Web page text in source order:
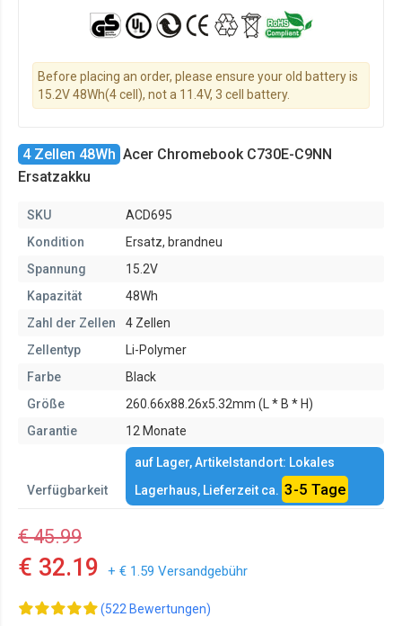
Before placing an order, please ensure your old battery is
15.2V 48Wh(4 cell), not a 11.4V, 3 cell battery.
4 Zellen 48Wh Acer Chromebook C730E-C9NN
Ersatzakku
SKU
ACD695
Kondition
Ersatz, brandneu
Spannung
15.2V
Kapazität
48Wh
Zahl der Zellen
4 Zellen
Zellentyp
Li-Polymer
Farbe
Black
Größe
260.66x88.26x5.32mm (L * B * H)
Garantie
12 Monate
Verfügbarkeit
auf Lager, Artikelstandort: Lokales
Lagerhaus, Lieferzeit ca. 3-5 Tage
€ 45.99
€ 32.19 + € 1.59 Versandgebühr
(522 Bewertungen)